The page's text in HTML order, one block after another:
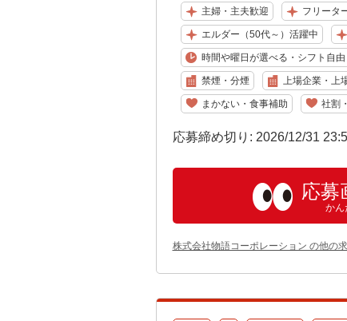
主婦・主夫歓迎 フリータ
エルダー（50代～）活躍中
時間や曜日が選べる・シフト自由
禁煙・分煙 上場企業・上
まかない・食事補助 社割
応募締め切り: 2026/12/31
応募
かん
株式会社物語コーポレーション の他の